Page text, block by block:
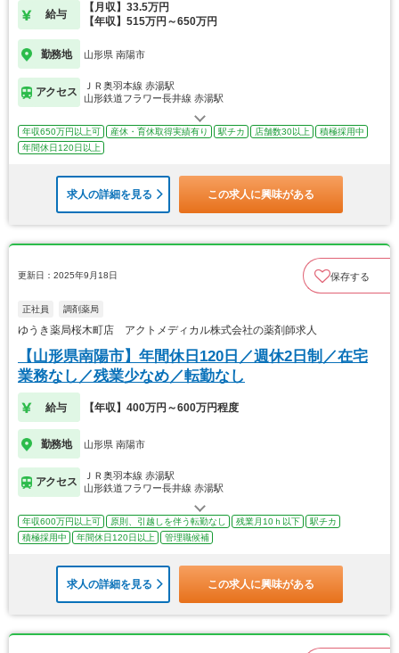
給与
【月収】33.5万円
【年収】515万円～650万円
勤務地 山形県 南陽市
アクセス
ＪＲ奥羽本線 赤湯駅
山形鉄道フラワー長井線 赤湯駅
年収650万円以上可 産休・育休取得実績有り 駅チカ 店舗数30以上
積極採用中
年間休日120日以上
求人の詳細を見る この求人に興味がある
更新日：2025年9月18日 保存する
正社員 調剤薬局
ゆうき薬局桜木町店 アクトメディカル株式会社の薬剤師求人
【山形県南陽市】年間休日120日／週休2日制／在宅
業務なし／残業少なめ／転勤なし
給与 【年収】400万円～600万円程度
勤務地 山形県 南陽市
アクセス
ＪＲ奥羽本線 赤湯駅
山形鉄道フラワー長井線 赤湯駅
年収600万円以上可 原則、引越しを伴う転勤なし 残業月10ｈ以下
駅チカ
積極採用中
年間休日120日以上 管理職候補
求人の詳細を見る この求人に興味がある